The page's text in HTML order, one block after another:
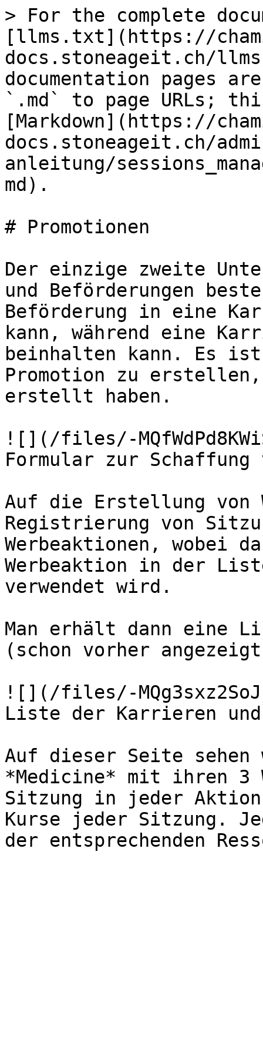
> For the complete
[llms.txt](https://
docs.stoneageit.ch/
documentation pages
`.md` to page URLs;
[Markdown](https://
docs.stoneageit.ch/
anleitung/
md).
# Promotionen
Der einzige zweite
und Beförderungen
Beförderung in eine
kann, während eine
beinhalten kann. Es
Promotion zu
erstellt haben.
![](/files/-
Formular zur Schaffung
Auf die Erstellung von
Registrierung von
Werbeaktionen, wobei
Werbeaktion in der
verwendet wird.
Man erhält dann eine
(schon vorher
![](/files/-
Liste der Karrieren und
Auf dieser Seite
*Medicine* mit ihren 3
Sitzung in jeder
Kurse jeder Sitzung.